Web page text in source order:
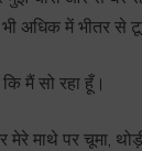
अधिक में भीतर से
मैं सो रहा हूँ।
माथे पर चूमा,